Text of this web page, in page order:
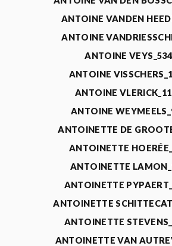
ANTOINE VANDEN
ANTOINE
ANTOINE
ANTOINE
ANTOINE
ANTOINE
ANTOINETTE DE
ANTOINETTE
ANTOINETTE
ANTOINETTE
ANTOINETTE
ANTOINETTE
ANTOINETTE VAN